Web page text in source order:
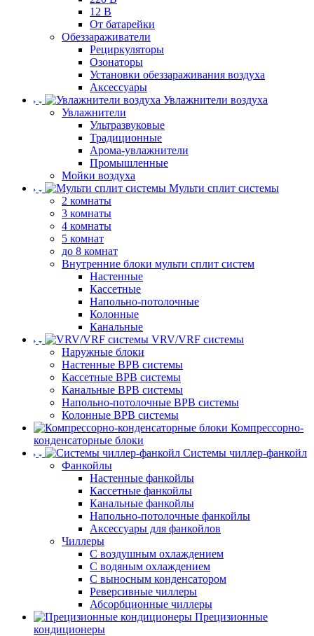
12 В
От батарейки
Обеззараживатели
Рециркуляторы
Озонаторы
Установки обеззараживания воздуха
Аксессуары
Увлажнители воздуха
Увлажнители
Ультразвуковые
Традиционные
Арома-увлажнители
Промышленные
Мойки воздуха
Мульти сплит системы
2 комнаты
3 комнаты
4 комнаты
5 комнат
до 8 комнат
Внутренние блоки мульти сплит систем
Настенные
Кассетные
Напольно-потолочные
Колонные
Канальные
VRV/VRF системы
Наружные блоки
Настенные ВРВ системы
Кассетные ВРВ системы
Канальные ВРВ системы
Напольно-потолочные ВРВ системы
Колонные ВРВ системы
Компрессорно-
конденсаторные блоки
Системы чиллер-фанкойл
Фанкойлы
Настенные фанкойлы
Кассетные фанкойлы
Канальные фанкойлы
Напольно-потолочные фанкойлы
Аксессуары для фанкойлов
Чиллеры
С воздушным охлаждением
С водяным охлаждением
С выносным конденсатором
Реверсивные чиллеры
Абсорбционные чиллеры
Прецизионные
кондиционеры